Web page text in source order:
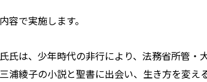
容で実施します。
氏は、少年時代の非行により、法務省所管
浦綾子の小説と聖書に出会い、生き方を変え